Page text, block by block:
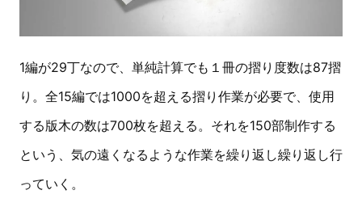
1編が29丁なので、単純計算でも１冊の摺り度数は87摺
り。全15編では1000を超える摺り作業が必要で、使用
する版木の数は700枚を超える。それを150部制作する
という、気の遠くなるような作業を繰り返し繰り返し行
っていく。